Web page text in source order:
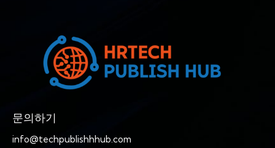
문의하기
info@techpublishhhub.com